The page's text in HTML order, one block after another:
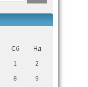
Сб Нд
1 2
8 9